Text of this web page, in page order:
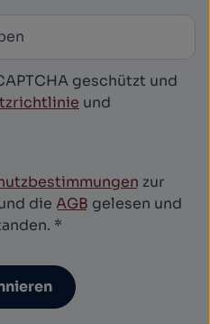
geschützt und
und
zur
die AGB gelesen und
*